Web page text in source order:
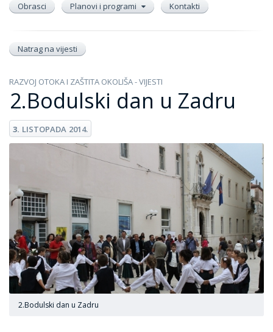
Obrasci
Planovi i programi Kontakti
Natrag na vijesti
RAZVOJ OTOKA I ZAŠTITA OKOLIŠA - VIJESTI
2.Bodulski dan u Zadru
3. LISTOPADA 2014.
2.Bodulski dan u Zadru